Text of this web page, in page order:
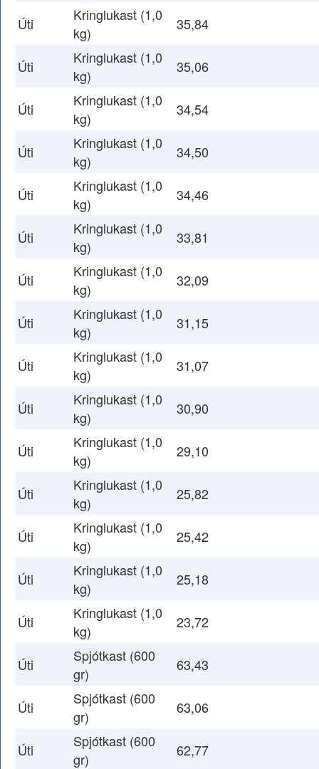
Úti
Kringlukast (1,0
kg)
35,84
Úti
Kringlukast (1,0
kg)
35,06
Úti
Kringlukast (1,0
kg)
34,54
Úti
Kringlukast (1,0
kg)
34,50
Úti
Kringlukast (1,0
kg)
34,46
Úti
Kringlukast (1,0
kg)
33,81
Úti
Kringlukast (1,0
kg)
32,09
Úti
Kringlukast (1,0
kg)
31,15
Úti
Kringlukast (1,0
kg)
31,07
Úti
Kringlukast (1,0
kg)
30,90
Úti
Kringlukast (1,0
kg)
29,10
Úti
Kringlukast (1,0
kg)
25,82
Úti
Kringlukast (1,0
kg)
25,42
Úti
Kringlukast (1,0
kg)
25,18
Úti
Kringlukast (1,0
kg)
23,72
Úti
Spjótkast (600
gr)
63,43
Úti
Spjótkast (600
gr)
63,06
Úti
Spjótkast (600
gr)
62,77